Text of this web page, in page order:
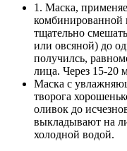
1. Маска,
комбинированной
тщательно
или овсяной) до
получилсь,
лица. Через 15-20
Маска с
творога
оливок до
выкладывают на
холодной водой.